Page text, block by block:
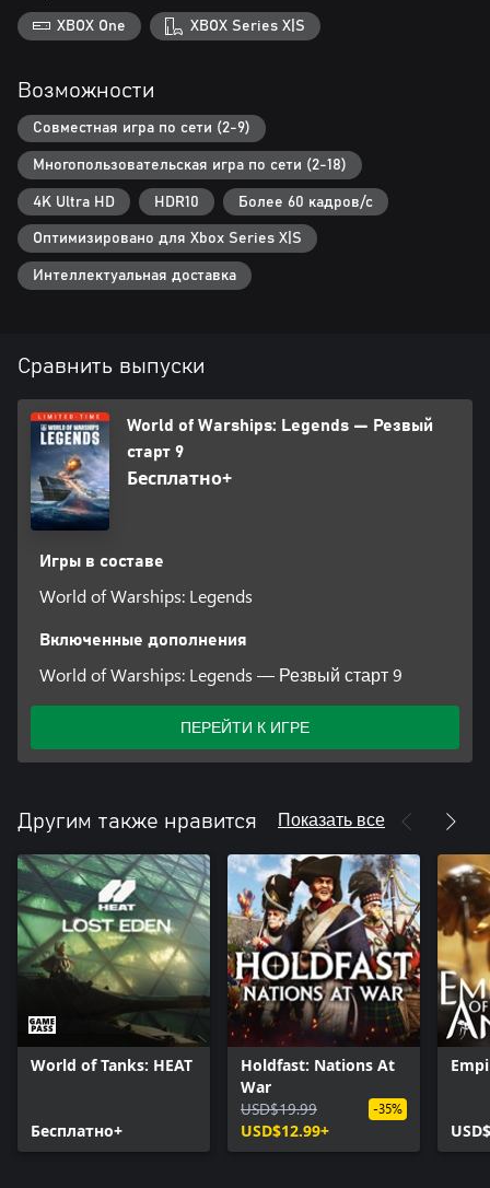
Такие предметы, как бустеры, опыт командира, камуфляжи и т. д.,
становятся доступными только при достижении определённого
XBOX One XBOX Series X|S
Возможности
Совместная игра по сети (2-9)
Многопользовательская игра по сети (2-18)
4K Ultra HD HDR10 Более 60 кадров/с
Оптимизировано для Xbox Series X|S
Интеллектуальная доставка
Сравнить выпуски
World of Warships: Legends — Резвый
старт 9
Бесплатно+
Игры в составе
World of Warships: Legends
Включенные дополнения
World of Warships: Legends — Резвый старт 9
ПЕРЕЙТИ К ИГРЕ
Другим также нравится Показать все
World of Tanks: HEAT
Бесплатно+
Holdfast: Nations At
War
USD$19.99
USD$12.99+
-35%